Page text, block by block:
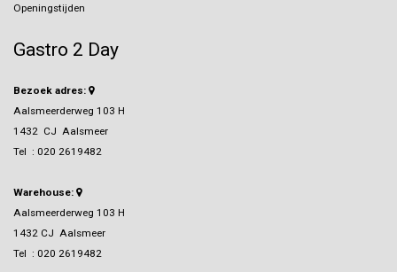
Openingstijden
Gastro 2 Day
Bezoek adres:
Aalsmeerderweg 103 H
1432 CJ Aalsmeer
Tel : 020 2619482
Warehouse:
Aalsmeerderweg 103 H
1432 CJ Aalsmeer
Tel : 020 2619482